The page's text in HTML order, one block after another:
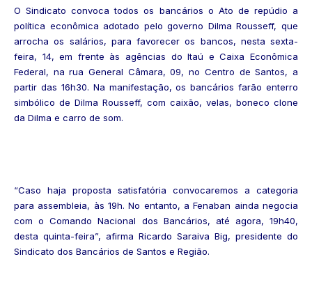
O Sindicato convoca todos os bancários o Ato de repúdio a
política econômica adotado pelo governo Dilma Rousseff, que
arrocha os salários, para favorecer os bancos, nesta sexta-
feira, 14, em frente às agências do Itaú e Caixa Econômica
Federal, na rua General Câmara, 09, no Centro de Santos, a
partir das 16h30. Na manifestação, os bancários farão enterro
simbólico de Dilma Rousseff, com caixão, velas, boneco clone
da Dilma e carro de som.
“Caso haja proposta satisfatória convocaremos a categoria
para assembleia, às 19h. No entanto, a Fenaban ainda negocia
com o Comando Nacional dos Bancários, até agora, 19h40,
desta quinta-feira”, afirma Ricardo Saraiva Big, presidente do
Sindicato dos Bancários de Santos e Região.